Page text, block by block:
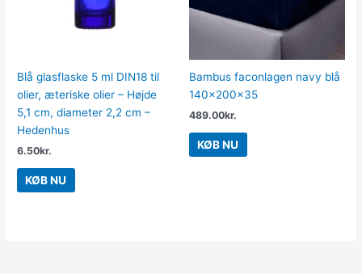
Blå glasflaske 5 ml DIN18 til
olier, æteriske olier – Højde
5,1 cm, diameter 2,2 cm –
Hedenhus
6.50kr.
KØB NU
Bambus faconlagen navy blå
140x200x35
489.00kr.
KØB NU